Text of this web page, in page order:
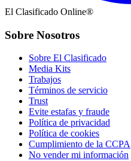
El Clasificado Online®
Sobre Nosotros
Sobre El Clasificado
Media Kits
Trabajos
Términos de servicio
Trust
Evite estafas y fraude
Política de privacidad
Política de cookies
Cumplimiento de la CCPA
No vender mi información